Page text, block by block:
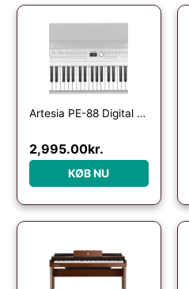
Artesia PE-88 Digital Piano – Hvid
2,995.00kr.
KØB NU